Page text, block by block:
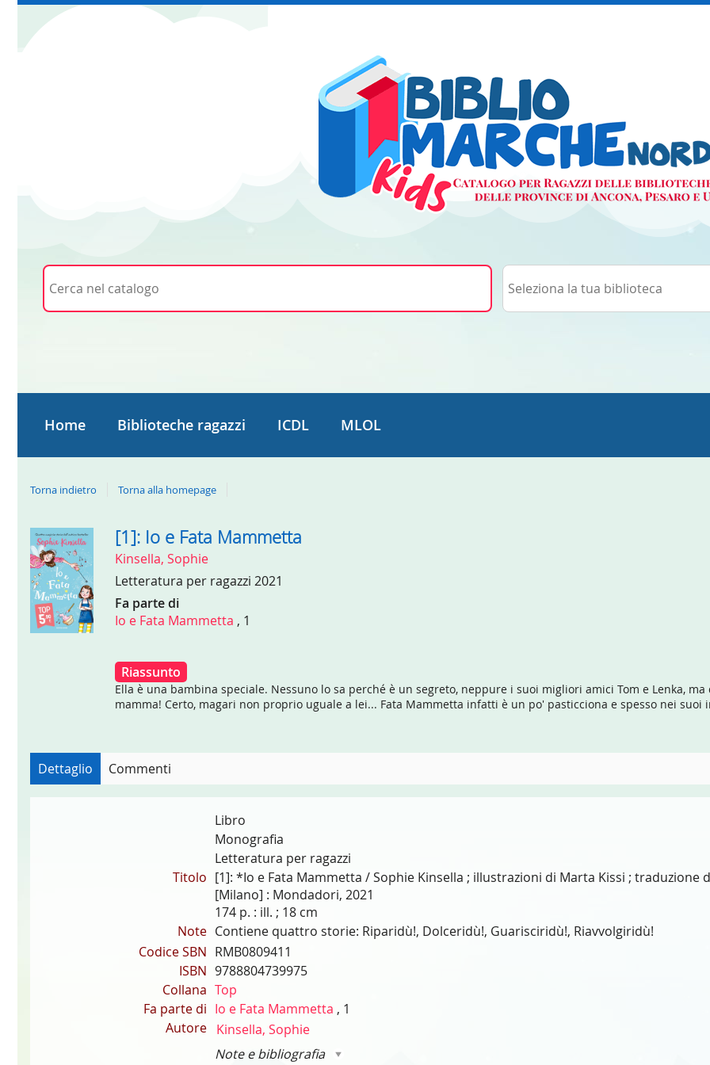
Cerca su "Cerca nel catalogo"
Home Biblioteche ragazzi ICDL MLOL
Torna indietro Torna alla homepage
Dettaglio
del
documento
[1]: Io e Fata Mammetta
Kinsella, Sophie
Letteratura per ragazzi 2021
Fa parte di
Io e Fata Mammetta , 1
Riassunto
Ella è una bambina speciale. Nessuno lo sa perché è un segreto, neppure i suoi migliori amici Tom e Lenka,
mamma! Certo, magari non proprio uguale a lei... Fata Mammetta infatti è un po' pasticciona e spesso nei
Dettaglio Commenti
Libro
Monografia
Letteratura per ragazzi
Titolo [1]: *Io e Fata Mammetta / Sophie Kinsella ; illustrazioni di Marta Kissi ; traduzione
[Milano] : Mondadori, 2021
174 p. : ill. ; 18 cm
Note Contiene quattro storie: Riparidù!, Dolceridù!, Guarisciridù!, Riavvolgiridù!
Codice SBN RMB0809411
ISBN 9788804739975
Collana Top
Fa parte di Io e Fata Mammetta , 1
Autore Kinsella, Sophie
Note e bibliografia